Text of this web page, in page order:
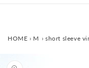
HOME › M › short sleeve